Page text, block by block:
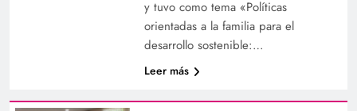
y tuvo como tema «Políticas
orientadas a la familia para el
desarrollo sostenible:…
Leer más